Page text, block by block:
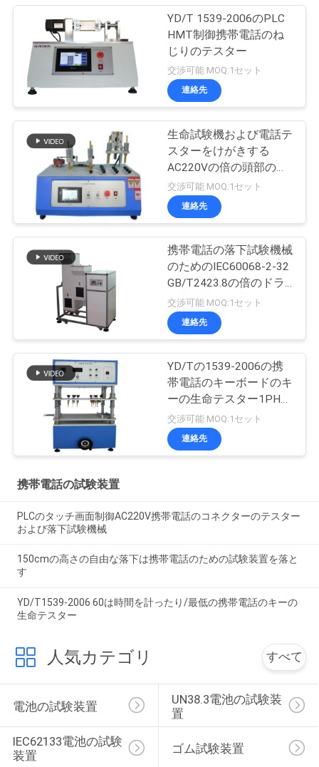
YD/T 1539-2006のPLC
HMT制御携帯電話のね
じりのテスター
交渉可能 MOQ:1セット
連絡先
生命試験機および電話テ
スターをけがきする
AC220Vの倍の頭部のか
ちりと言う音
交渉可能 MOQ:1セット
連絡先
携帯電話の落下試験機械
のためのIEC60068-2-32
GB/T2423.8の倍のドラ
ム落下試験機械
交渉可能 MOQ:1セット
連絡先
YD/Tの1539-2006の携
帯電話のキーボードのキ
ーの生命テスター1PH
50HZ
交渉可能 MOQ:1セット
連絡先
携帯電話の試験装置
PLCのタッチ画面制御AC220V携帯電話のコネクターのテスター
および落下試験機械
150cmの高さの自由な落下は携帯電話のための試験装置を落と
す
YD/T1539-2006 60は時間を計ったり/最低の携帯電話のキーの
生命テスター
人気カテゴリ すべて
電池の試験装置
UN38.3電池の試験装
置
IEC62133電池の試験
装置
ゴム試験装置